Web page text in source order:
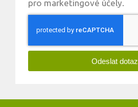
pro marketingové účely.
Odeslat dotaz